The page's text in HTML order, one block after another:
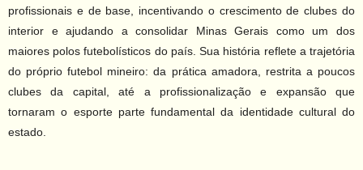
profissionais e de base, incentivando o crescimento de clubes do
interior e ajudando a consolidar Minas Gerais como um dos
maiores polos futebolísticos do país. Sua história reflete a trajetória
do próprio futebol mineiro: da prática amadora, restrita a poucos
clubes da capital, até a profissionalização e expansão que
tornaram o esporte parte fundamental da identidade cultural do
estado.